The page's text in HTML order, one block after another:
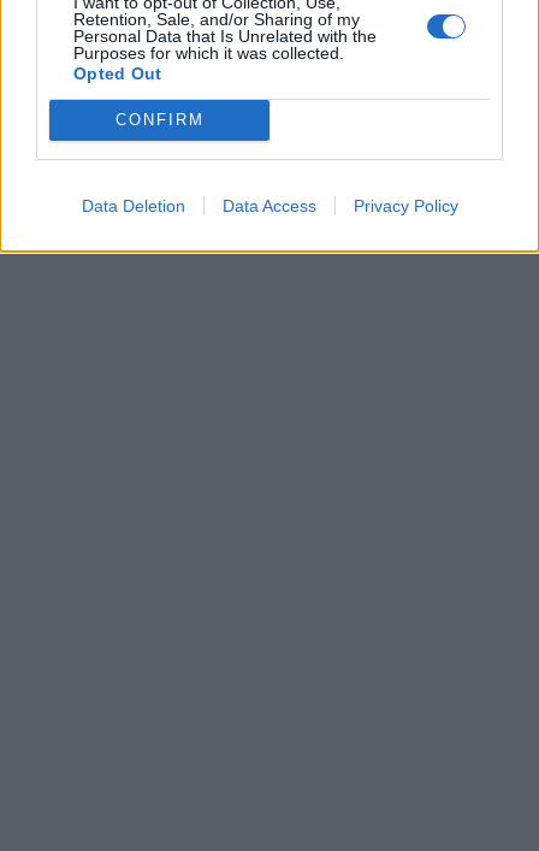
Retention, Sale, and/or Sharing of my
Personal Data that Is Unrelated with the
Purposes for which it was collected.
Opted Out
CONFIRM
Data Deletion Data Access Privacy Policy